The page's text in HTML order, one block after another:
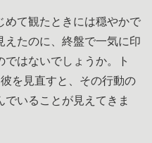
めて観たときには穏やかで
えたのに、終盤で一気に印
はないでしょうか。ト
を見直すと、その行動の
いることが見えてきま